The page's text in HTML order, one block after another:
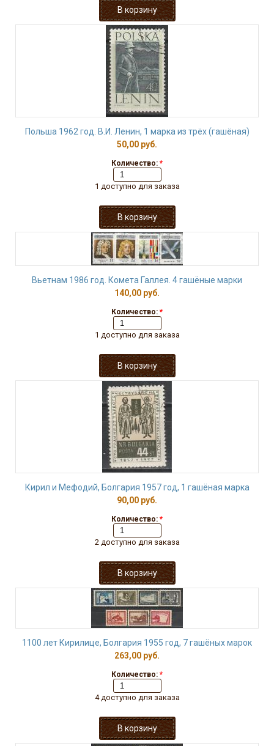
Польша 1962 год. В.И. Ленин, 1 марка из трёх (гашёная)
50,00 руб.
Количество: *
1 доступно для заказа
Вьетнам 1986 год. Комета Галлея. 4 гашёные марки
140,00 руб.
Количество: *
1 доступно для заказа
Кирил и Мефодий, Болгария 1957 год, 1 гашёная марка
90,00 руб.
Количество: *
2 доступно для заказа
1100 лет Кирилице, Болгария 1955 год, 7 гашёных марок
263,00 руб.
Количество: *
4 доступно для заказа